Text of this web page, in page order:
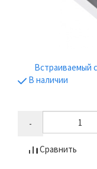
Встраиваемый
В наличии
-
Сравнить